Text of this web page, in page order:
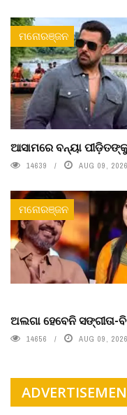
ମନୋରଞ୍ଜନ
ଆସାମରେ ବନ୍ୟା
14639 AUG 09, 2026
ମନୋରଞ୍ଜନ
ଅଲଗା ହେବେନି ସଙ୍ଗୀତା-
14656 AUG 09, 2026